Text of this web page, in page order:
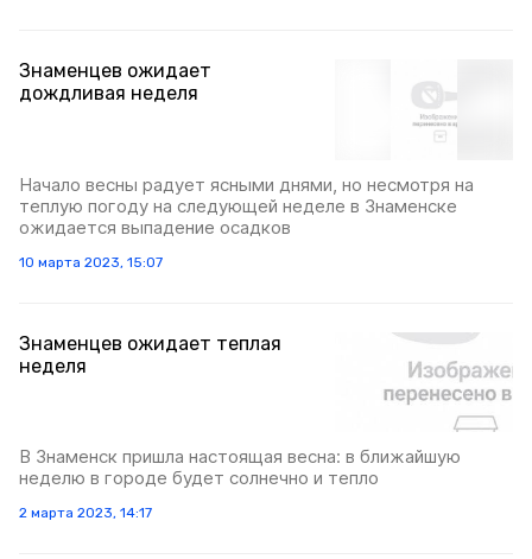
Знаменцев ожидает
дождливая неделя
Начало весны радует ясными днями, но несмотря на
теплую погоду на следующей неделе в Знаменске
ожидается выпадение осадков
10 марта 2023, 15:07
Знаменцев ожидает теплая
неделя
В Знаменск пришла настоящая весна: в ближайшую
неделю в городе будет солнечно и тепло
2 марта 2023, 14:17